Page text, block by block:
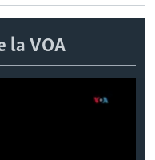
la VOA